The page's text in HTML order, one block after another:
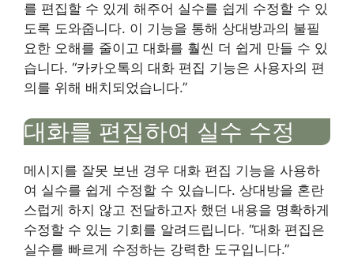
를 편집할 수 있게 해주어 실수를 쉽게 수정할 수 있
도록 도와줍니다. 이 기능을 통해 상대방과의 불필
요한 오해를 줄이고 대화를 훨씬 더 쉽게 만들 수 있
습니다. “카카오톡의 대화 편집 기능은 사용자의 편
의를 위해 배치되었습니다.”
대화를 편집하여 실수 수정
메시지를 잘못 보낸 경우 대화 편집 기능을 사용하
여 실수를 쉽게 수정할 수 있습니다. 상대방을 혼란
스럽게 하지 않고 전달하고자 했던 내용을 명확하게
수정할 수 있는 기회를 알려드립니다. “대화 편집은
실수를 빠르게 수정하는 강력한 도구입니다.”